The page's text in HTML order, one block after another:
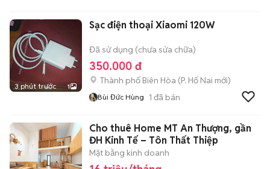
3 phút trước 1
Sạc điện thoại Xiaomi 120W
Đã sử dụng (chưa sửa chữa)
350.000 đ
Thành phố Biên Hòa (P. Hố Nai mới)
Bùi Đức Hùng 1 đã bán
Cho thuê Home MT An Thượng, gần
ĐH Kinh Tế – Tôn Thất Thiệp
Mặt bằng kinh doanh